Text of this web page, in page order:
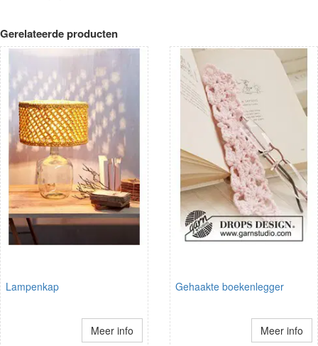
Gerelateerde producten
Lampenkap
Meer info
Gehaakte boekenlegger
Meer info